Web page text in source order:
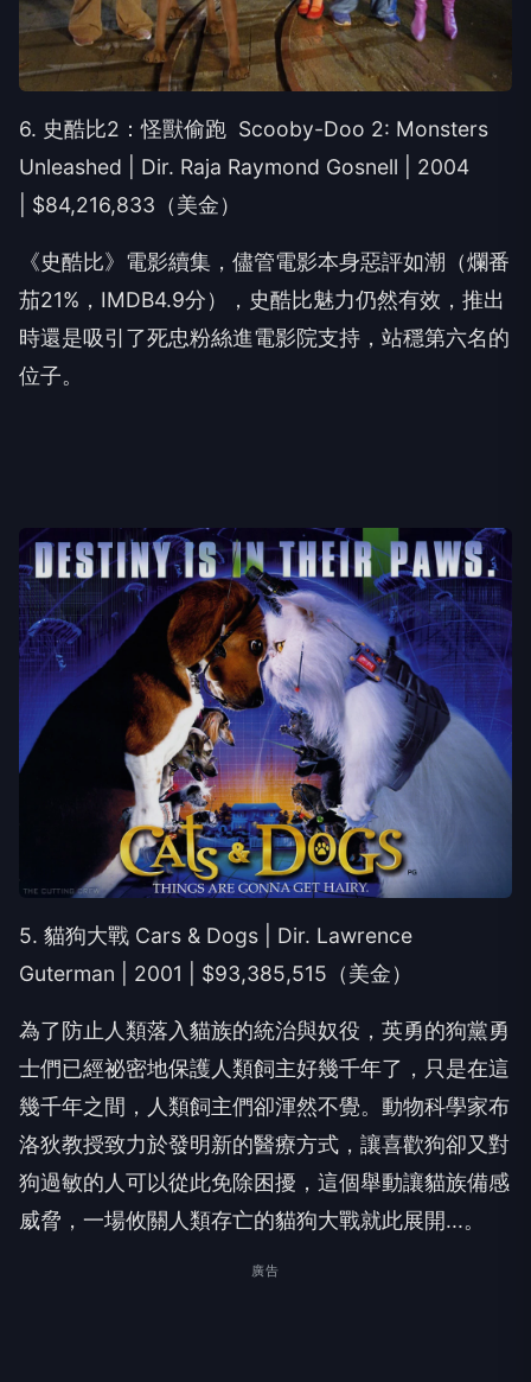
6. 史酷比2：怪獸偷跑 Scooby-Doo 2: Monsters
Unleashed | Dir. Raja Raymond Gosnell | 2004
| $84,216,833（美金）
《史酷比》電影續集，儘管電影本身惡評如潮（爛番
茄21%，IMDB4.9分），史酷比魅力仍然有效，推出
時還是吸引了死忠粉絲進電影院支持，站穩第六名的
位子。
5. 貓狗大戰 Cars & Dogs | Dir. Lawrence
Guterman | 2001 | $93,385,515（美金）
為了防止人類落入貓族的統治與奴役，英勇的狗黨勇
士們已經祕密地保護人類飼主好幾千年了，只是在這
幾千年之間，人類飼主們卻渾然不覺。動物科學家布
洛狄教授致力於發明新的醫療方式，讓喜歡狗卻又對
狗過敏的人可以從此免除困擾，這個舉動讓貓族備感
威脅，一場攸關人類存亡的貓狗大戰就此展開...。
廣告